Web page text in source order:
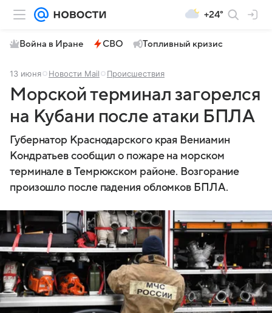
+24°
Война в Иране СВО Топливный кризис
13 июня Новости Mail Происшествия
Морской терминал загорелся
на Кубани после атаки БПЛА
Губернатор Краснодарского края Вениамин
Кондратьев сообщил о пожаре на морском
терминале в Темрюкском районе. Возгорание
произошло после падения обломков БПЛА.